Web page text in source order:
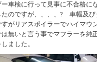
車検に行って見事に不合格に
たのですが、、、、? 車幅及び
がリアスポイラーでハイマウ
無いと言う事でマフラーを純
ました。